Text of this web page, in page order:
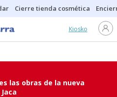
Cierre tienda cosmética
Kiosko
las obras de la nueva